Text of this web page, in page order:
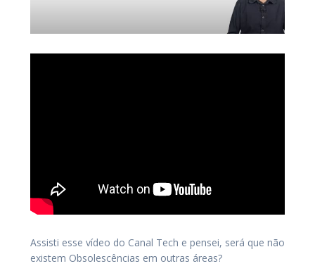
Assisti esse vídeo do Canal Tech e pensei, será que não
existem Obsolescências em outras áreas?